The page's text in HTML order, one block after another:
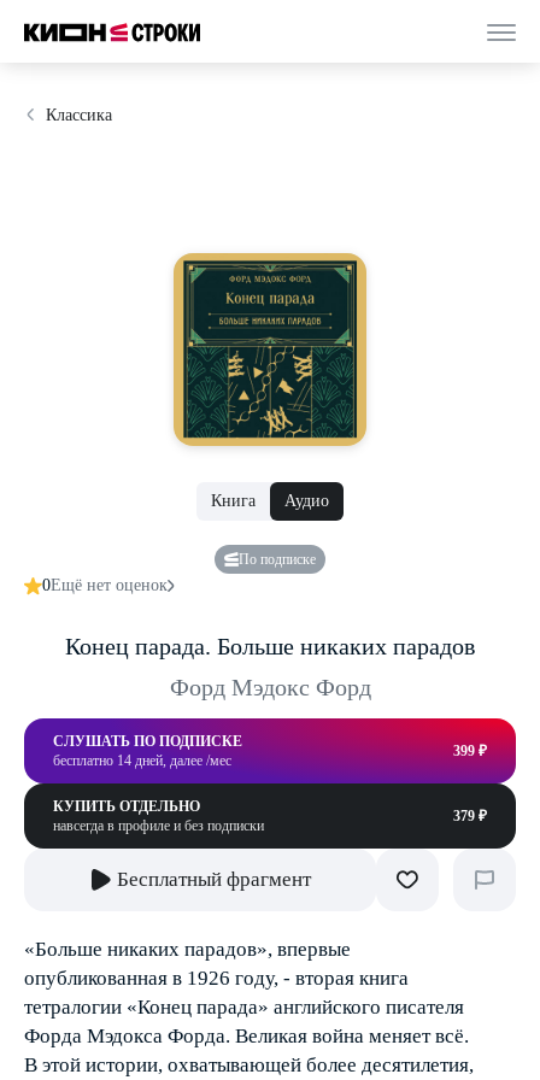
Классика
Книга Аудио
По подписке
0Ещё нет оценок
Конец парада. Больше никаких парадов
Форд Мэдокс Форд
СЛУШАТЬ ПО ПОДПИСКЕ
бесплатно 14 дней, далее /мес
399 ₽
КУПИТЬ ОТДЕЛЬНО
навсегда в профиле и без подписки
379 ₽
Бесплатный фрагмент
«Больше никаких парадов», впервые
опубликованная в 1926 году, - вторая книга
тетралогии «Конец парада» английского писателя
Форда Мэдокса Форда. Великая война меняет всё.
В этой истории, охватывающей более десятилетия,